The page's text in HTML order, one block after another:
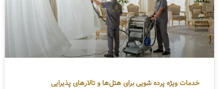
خدمات ویژه پرده شویی برای هتل‌ها و تالارهای پذیرایی